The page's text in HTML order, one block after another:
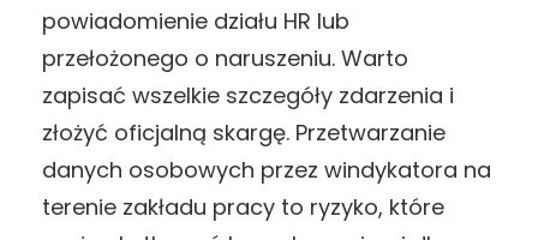
powiadomienie działu HR lub
przełożonego o naruszeniu. Warto
zapisać wszelkie szczegóły zdarzenia i
złożyć oficjalną skargę. Przetwarzanie
danych osobowych przez windykatora na
terenie zakładu pracy to ryzyko, które